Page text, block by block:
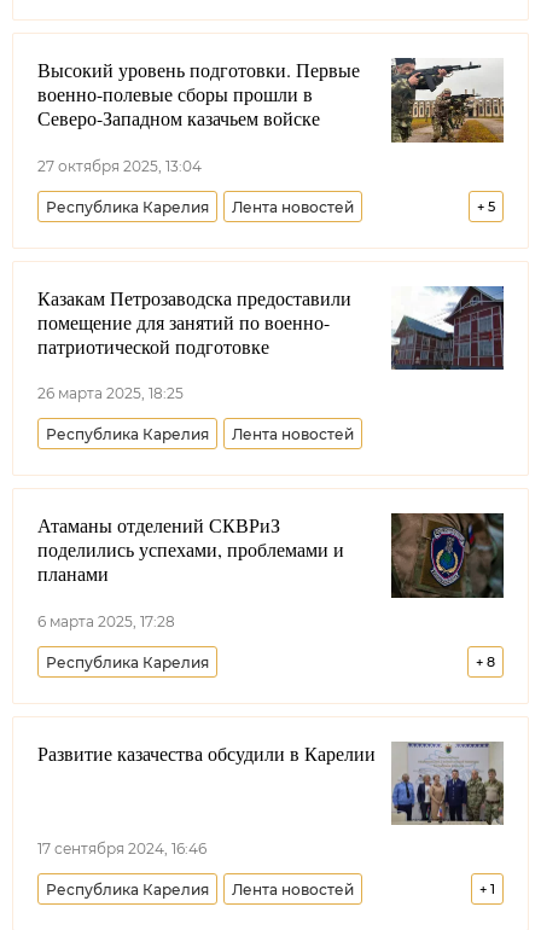
Северо-Западное войсковое казачье общество
Высокий уровень подготовки. Первые
военно-полевые сборы прошли в
Северо-Западном казачьем войске
27 октября 2025, 13:04
+ 5
Республика Карелия Лента новостей
Северо-Западное войсковое казачье общество
Санкт-Петербург Ленинградская область
Калининградская область Минобороны РФ
Казакам Петрозаводска предоставили
помещение для занятий по военно-
патриотической подготовке
26 марта 2025, 18:25
Республика Карелия Лента новостей
Атаманы отделений СКВРиЗ
поделились успехами, проблемами и
планами
6 марта 2025, 17:28
+ 8
Республика Карелия
Союз казаков-воинов России и зарубежья
Лента новостей Долг казака
Республика Крым
Развитие казачества обсудили в Карелии
17 сентября 2024, 16:46
+ 1
Республика Карелия Лента новостей